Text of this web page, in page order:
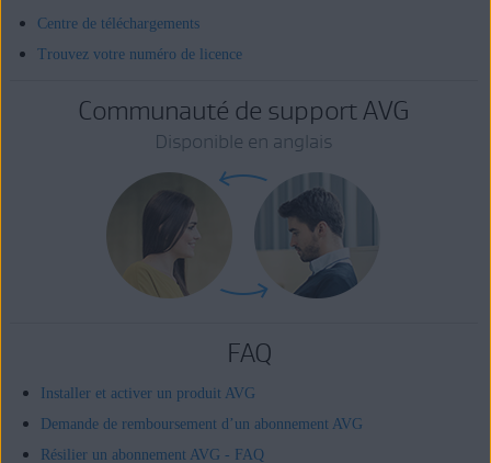
Centre de téléchargements
Trouvez votre numéro de licence
Communauté de support AVG
Disponible en anglais
FAQ
Installer et activer un produit AVG
Demande de remboursement d’un abonnement AVG
Résilier un abonnement AVG - FAQ